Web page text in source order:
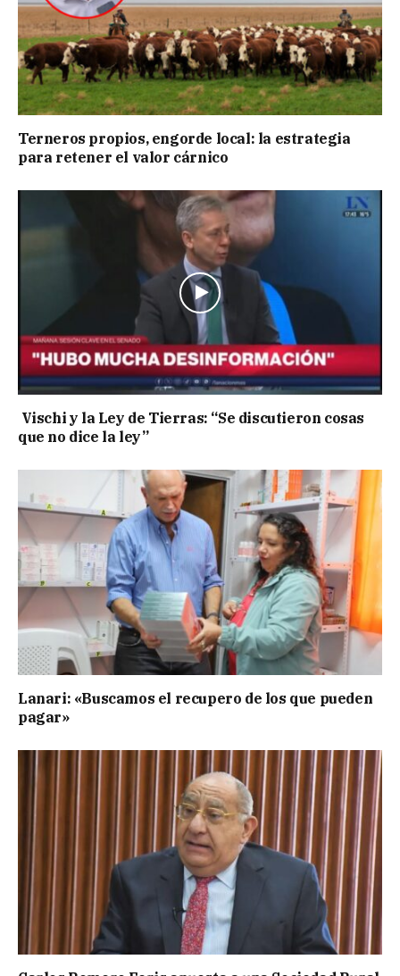
Terneros propios, engorde local: la estrategia
para retener el valor cárnico
Vischi y la Ley de Tierras: “Se discutieron cosas
que no dice la ley”
Lanari: «Buscamos el recupero de los que pueden
pagar»